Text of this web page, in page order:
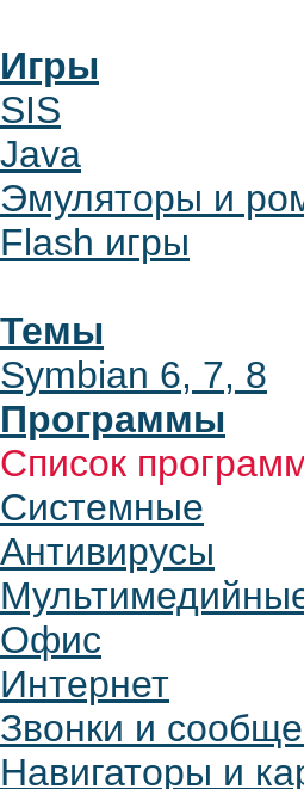
Игры
SIS
Java
Эмуляторы и
Flash игры
Темы
Symbian 6, 7, 8
Программы
Список
Системные
Антивирусы
Офис
Интернет
Звонки и
Навигаторы и